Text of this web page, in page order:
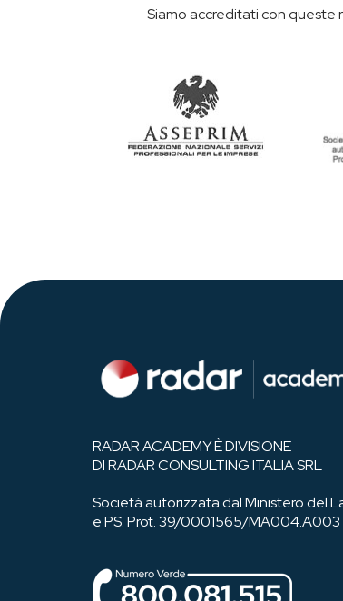
Siamo accreditati con queste
RADAR ACADEMY È DIVISIONE
DI RADAR CONSULTING ITALIA SRL
Società autorizzata dal Ministero del
e PS. Prot. 39/0001565/MA004.A003